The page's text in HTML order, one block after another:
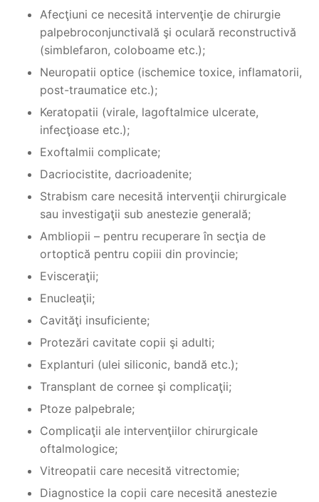
Afecţiuni ce necesită intervenţie de chirurgie
palpebroconjunctivală şi oculară reconstructivă
(simblefaron, coloboame etc.);
Neuropatii optice (ischemice toxice, inflamatorii,
post-traumatice etc.);
Keratopatii (virale, lagoftalmice ulcerate,
infecţioase etc.);
Exoftalmii complicate;
Dacriocistite, dacrioadenite;
Strabism care necesită intervenţii chirurgicale
sau investigaţii sub anestezie generală;
Ambliopii – pentru recuperare în secţia de
ortoptică pentru copiii din provincie;
Evisceraţii;
Enucleaţii;
Cavităţi insuficiente;
Protezări cavitate copii şi adulti;
Explanturi (ulei siliconic, bandă etc.);
Transplant de cornee şi complicaţii;
Ptoze palpebrale;
Complicaţii ale intervenţiilor chirurgicale
oftalmologice;
Vitreopatii care necesită vitrectomie;
Diagnostice la copii care necesită anestezie